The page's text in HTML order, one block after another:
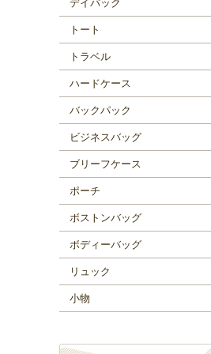
デイパック
トート
トラベル
ハードケース
バックパック
ビジネスバッグ
ブリーフケース
ポーチ
ボストンバッグ
ボディーバッグ
リュック
小物